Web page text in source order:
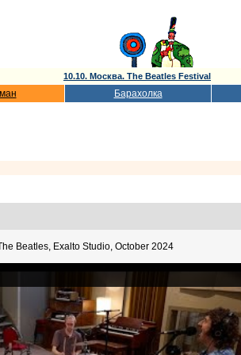
10.10. Москва. The Beatles Festival
Барахолка
Beatles, Exalto Studio, October 2024